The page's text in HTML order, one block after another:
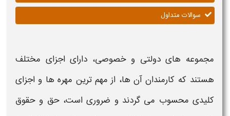
سوالات متداول
مجموعه های دولتی و خصوصی، دارای اجزای مختلف
هستند که کارمندان آن ها، از مهم ترین مهره ها و اجزای
کلیدی محسوب می گردند و ضروری است، حق و حقوق